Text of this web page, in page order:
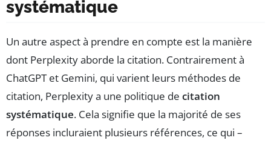
systématique
Un autre aspect à prendre en compte est la manière
dont Perplexity aborde la citation. Contrairement à
ChatGPT et Gemini, qui varient leurs méthodes de
citation, Perplexity a une politique de citation
systématique. Cela signifie que la majorité de ses
réponses incluraient plusieurs références, ce qui –